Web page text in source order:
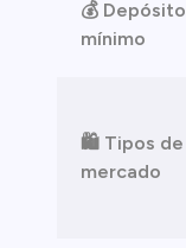
💰 Depósito
mínimo
🛍️ Tipos de
mercado